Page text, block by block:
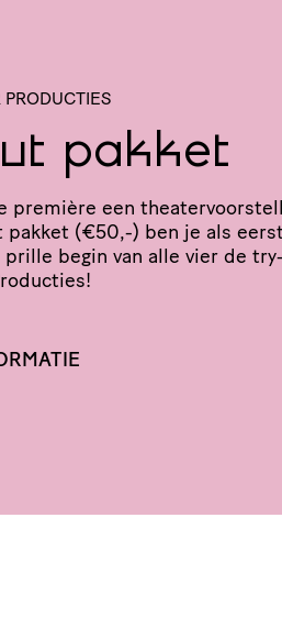
pakket
première een
pakket (€50,-) ben je als
prille begin van alle vier de